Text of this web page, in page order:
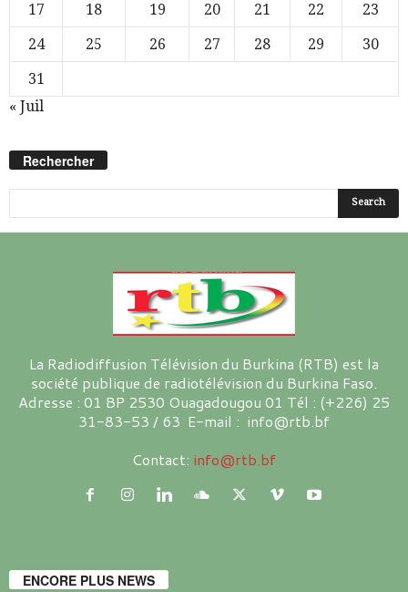
17
18 19 20 21 22
23
24
25 26 27 28 29
30
31
« Juil
Rechercher
La Radiodiffusion Télévision du Burkina (RTB) est la
société publique de radiotélévision du Burkina Faso.
Adresse : 01 BP 2530 Ouagadougou 01 Tél : (+226) 25
31-83-53 / 63 E-mail : info@rtb.bf
Contact: info@rtb.bf
ENCORE PLUS NEWS